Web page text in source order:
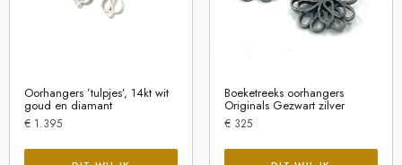
Oorhangers ’tulpjes’, 14kt wit
goud en diamant
€ 1.395
Boeketreeks oorhangers
Originals Gezwart zilver
€325